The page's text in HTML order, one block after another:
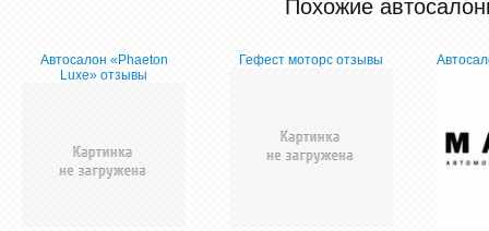
Похожие
Автосалон «Phaeton
Luxe» отзывы
Гефест моторс отзывы